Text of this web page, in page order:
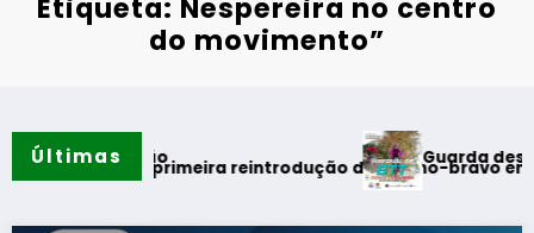
Etiqueta: Nespereira no centro
do movimento”
Últimas
do verão
realiza primeira reintrodução de coelho-bravo em área
Guarda desafia